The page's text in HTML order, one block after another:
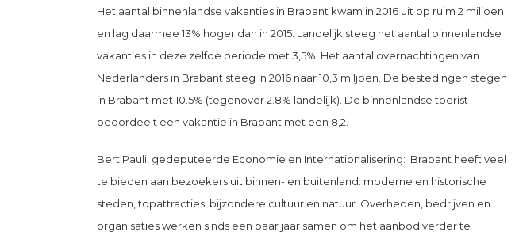
Het aantal binnenlandse vakanties in Brabant kwam in 2016 uit op ruim 2 miljoen
en lag daarmee 13% hoger dan in 2015. Landelijk steeg het aantal binnenlandse
vakanties in deze zelfde periode met 3,5%. Het aantal overnachtingen van
Nederlanders in Brabant steeg in 2016 naar 10,3 miljoen. De bestedingen stegen
in Brabant met 10.5% (tegenover 2.8% landelijk). De binnenlandse toerist
beoordeelt een vakantie in Brabant met een 8,2.
Bert Pauli, gedeputeerde Economie en Internationalisering: ‘Brabant heeft veel
te bieden aan bezoekers uit binnen- en buitenland: moderne en historische
steden, topattracties, bijzondere cultuur en natuur. Overheden, bedrijven en
organisaties werken sinds een paar jaar samen om het aanbod verder te